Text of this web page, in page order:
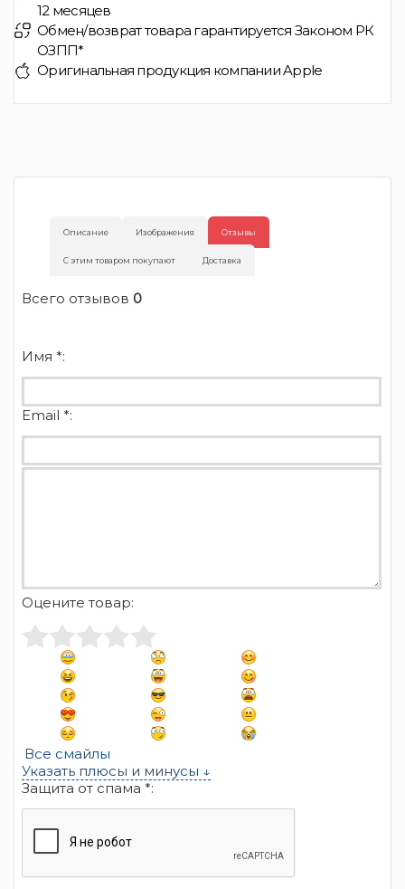
12 месяцев
Обмен/возврат товара гарантируется Законом РК
ОЗПП*
Оригинальная продукция компании Apple
Описание Изображения Отзывы
С этим товаром покупают Доставка
Всего отзывов 0
Имя *:
Email *:
Оцените товар:
Все смайлы
Указать плюсы и минусы ↓
Защита от спама *: